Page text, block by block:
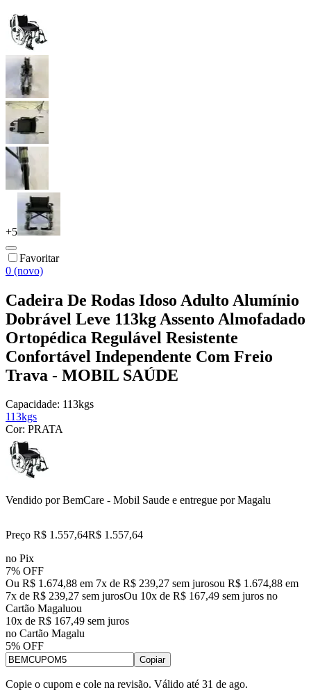
+5
Favoritar
0 (novo)
Cadeira De Rodas Idoso Adulto Alumínio
Dobrável Leve 113kg Assento Almofadado
Ortopédica Regulável Resistente
Confortável Independente Com Freio
Trava - MOBIL SAÚDE
Capacidade: 113kgs
113kgs
Cor: PRATA
Vendido porBemCare - Mobil Saude e entregue por Magalu
Preço R$ 1.557,64R$ 1.557,64
no Pix
7% OFF
Ou R$ 1.674,88 em 7x de R$ 239,27 sem jurosou R$ 1.674,88 em
7x de R$ 239,27 sem jurosOu 10x de R$ 167,49 sem juros no
Cartão Magaluou
10x de R$ 167,49 sem juros
no Cartão Magalu
5% OFF
Copiar
Copie o cupom e cole na revisão. Válido até 31 de ago.